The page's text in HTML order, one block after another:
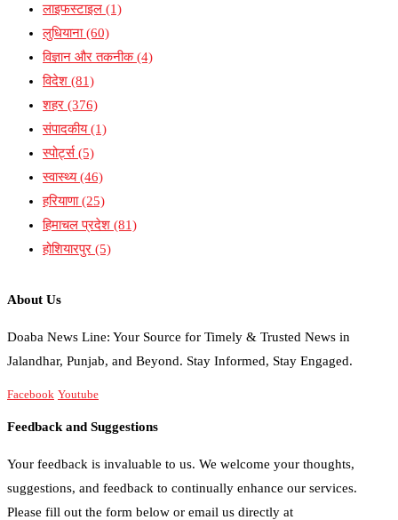
लाइफस्टाइल (1)
लुधियाना(60)
विज्ञान और तकनीक(4)
विदेश (81)
शहर (376)
संपादकीय(1)
स्पोर्ट्स(5)
स्वास्थ्य(46)
हरियाणा(25)
हिमाचल प्रदेश (81)
होशियारपुर (5)
About Us
Doaba News Line: Your Source for Timely & Trusted News in
Jalandhar, Punjab, and Beyond. Stay Informed, Stay Engaged.
Facebook Youtube
Feedback and Suggestions
Your feedback is invaluable to us. We welcome your thoughts,
suggestions, and feedback to continually enhance our services.
Please fill out the form below or email us directly at